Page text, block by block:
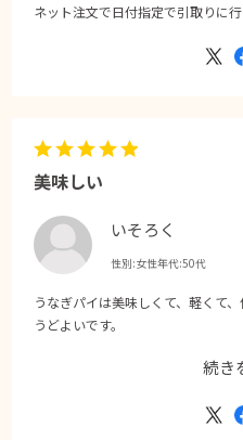
ネット注文で日付指定で引取りに
美味しい
いそろく
性別:女性年代:50代
うなぎパイは美味しくて、軽くて
うどよいです。
追加でVSOPとミニうなぎパイも買
続き